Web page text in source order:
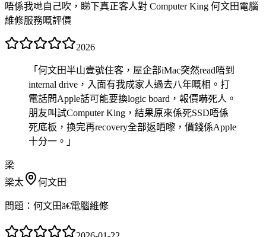
唔係我哋自己吹，睇下真正客人對 Computer King 何文田電腦
維修服務嘅評價
2026
「 何文田半山壹號住客，屋企部iMac突然read唔到
internal drive，入面有我成家人過去八年嘅相。打
電話問Apple話可能要換logic board，報價嚇死人。
朋友叫試Computer King，結果原來係死SSD唔係
死底板，換完再recovery全部返晒嚟，價錢係Apple
十分一。 」
梁
梁太
何文田
問題： 何文田ã€電腦維修